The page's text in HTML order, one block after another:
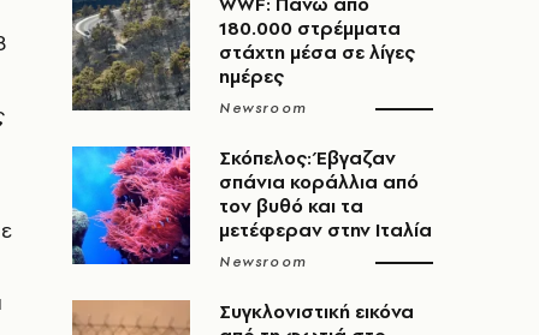
180.000 στρέμματα
στάχτη μέσα σε λίγες
ημέρες
Newsroom
Σκόπελος: Έβγαζαν
σπάνια κοράλλια από
τον βυθό και τα
μετέφεραν στην Ιταλία
Newsroom
Συγκλονιστική εικόνα